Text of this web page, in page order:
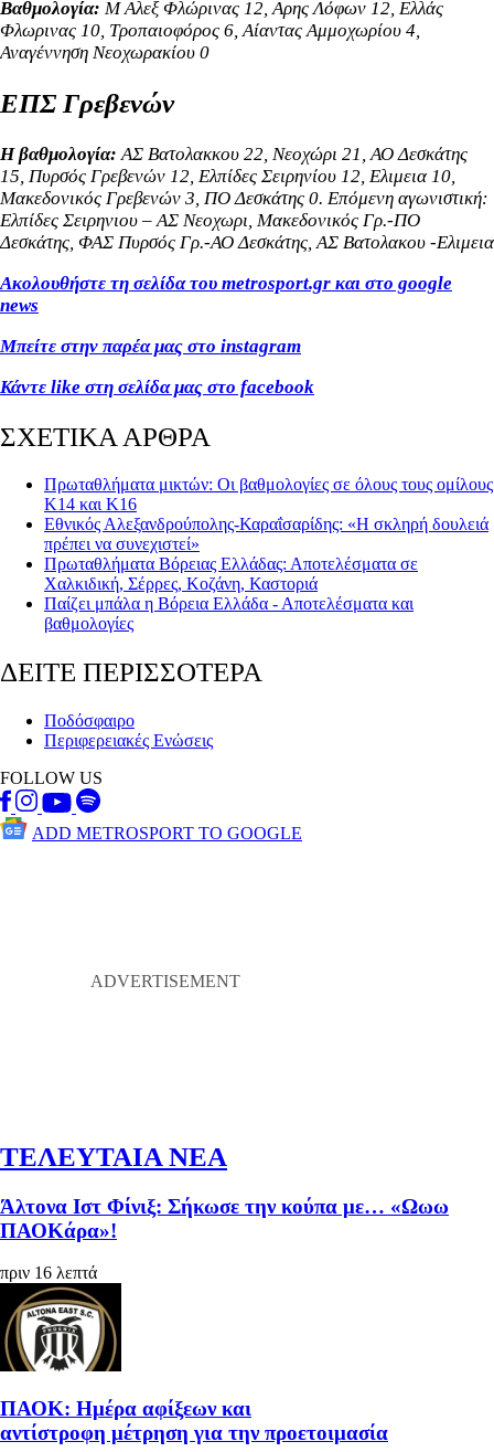
Βαθμολογία: Μ Αλεξ Φλώρινας 12, Αρης Λόφων 12, Ελλάς
Φλωρινας 10, Τροπαιοφόρος 6, Αίαντας Αμμοχωρίου 4,
Αναγέννηση Νεοχωρακίου 0
ΕΠΣ Γρεβενών
Η βαθμολογία: ΑΣ Βατολακκου 22, Nεοχώρι 21, ΑΟ Δεσκάτης
15, Πυρσός Γρεβενών 12, Ελπίδες Σειρηνίου 12, Ελιμεια 10,
Μακεδονικός Γρεβενών 3, ΠΟ Δεσκάτης 0. Επόμενη αγωνιστική:
Ελπίδες Σειρηνιου – ΑΣ Νεοχωρι, Μακεδονικός Γρ.-ΠΟ
Δεσκάτης, ΦΑΣ Πυρσός Γρ.-ΑΟ Δεσκάτης, ΑΣ Βατολακου -Ελιμεια
Ακολουθήστε τη σελίδα του metrosport.gr και στο google
news
Μπείτε στην παρέα μας στο instagram
Κάντε like στη σελίδα μας στο facebook
ΣΧΕΤΙΚΑ ΑΡΘΡΑ
Πρωταθλήματα μικτών: Οι βαθμολογίες σε όλους τους ομίλους
Κ14 και Κ16
Εθνικός Αλεξανδρούπολης-Καραΐσαρίδης: «Η σκληρή δουλειά
πρέπει να συνεχιστεί»
Πρωταθλήματα Βόρειας Ελλάδας: Αποτελέσματα σε
Χαλκιδική, Σέρρες, Κοζάνη, Καστοριά
Παίζει μπάλα η Βόρεια Ελλάδα - Αποτελέσματα και
βαθμολογίες
ΔΕΙΤΕ ΠΕΡΙΣΣΟΤΕΡΑ
Ποδόσφαιρο
Περιφερειακές Ενώσεις
FOLLOW US
ADD METROSPORT TO GOOGLE
ΤΕΛΕΥΤΑΙΑ ΝΕΑ
Άλτονα Ιστ Φίνιξ: Σήκωσε την κούπα με… «Ωωω
ΠΑΟΚάρα»!
πριν 16 λεπτά
ΠΑΟΚ: Ημέρα αφίξεων και
αντίστροφη μέτρηση για την προετοιμασία